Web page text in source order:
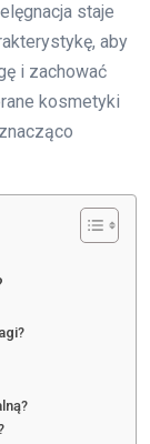
staje
aby
i zachować
kosmetyki